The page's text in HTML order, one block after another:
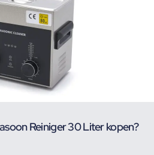
Reiniger 30 Liter kopen?